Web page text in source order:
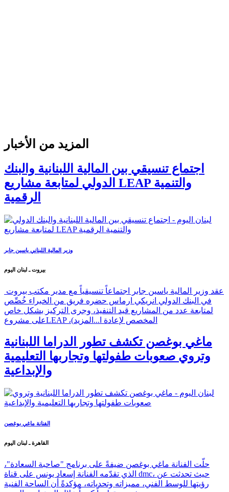
المزيد من الأخبار
اجتماع تنسيقي بين المالية اللبنانية والبنك
الدولي لمتابعة مشاريع LEAP والتنمية
الرقمية
وزير المالية اللبناني ياسين جابر
بيروت ـ لبنان اليوم
في البنك الدولي انريكي ارماس حضره فريق من الخبراء خُصِّص
لمتابعة عدد من المشاريع قيد التنفيذ، وجرى التركيز بشكل خاص
على مشروعLEAP ،(المخصص لإعادة ا... المزيد
ماغي بوغصن تكشف تطور الدراما اللبنانية
وتروي صعوبات طفولتها وتجاربها التعليمية
والإبداعية
الفنانة ماغي بوغصن
القاهرة ـ لبنان اليوم
حلّت الفنانة ماغي بوغصن ضيفةً على برنامج "صاحبة السعادة"،
الذي تقدّمه الفنانة إسعاد يونس على قناة dmc، حيث تحدثت عن
رؤيتها للوسط الفني، مميزاته وتحدياته، مؤكدةً أن الساحة الفنية